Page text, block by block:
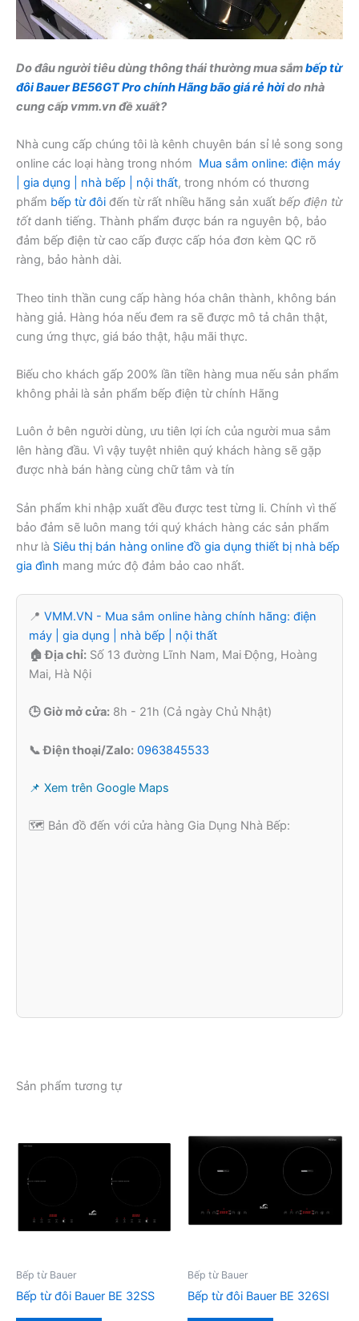
Do đâu người tiêu dùng thông thái thường mua sắmbếp từ
đôi Bauer BE56GT Pro chính Hãng bão giá rẻ hờido nhà
cung cấp vmm.vn đề xuất?
Nhà cung cấp chúng tôi là kênh chuyên bán sỉ lẻ song song
online các loại hàng trong nhóm Mua sắm online: điện máy
| gia dụng | nhà bếp | nội thất, trong nhóm có thương
phẩm bếp từ đôi đến từ rất nhiều hãng sản xuất bếp điện từ
tốt danh tiếng. Thành phẩm được bán ra nguyên bộ, bảo
đảm bếp điện từ cao cấp được cấp hóa đơn kèm QC rõ
ràng, bảo hành dài.
Theo tinh thần cung cấp hàng hóa chân thành, không bán
hàng giả. Hàng hóa nếu đem ra sẽ được mô tả chân thật,
cung ứng thực, giá báo thật, hậu mãi thực.
Biếu cho khách gấp 200% lần tiền hàng mua nếu sản phẩm
không phải là sản phẩm bếp điện từ chính Hãng
Luôn ở bên người dùng, ưu tiên lợi ích của người mua sắm
lên hàng đầu. Vì vậy tuyệt nhiên quý khách hàng sẽ gặp
được nhà bán hàng cùng chữ tâm và tín
Sản phẩm khi nhập xuất đều được test từng li. Chính vì thế
bảo đảm sẽ luôn mang tới quý khách hàng các sản phẩm
như là Siêu thị bán hàng online đồ gia dụng thiết bị nhà bếp
gia đình mang mức độ đảm bảo cao nhất.
📍 VMM.VN - Mua sắm online hàng chính hãng: điện
máy | gia dụng | nhà bếp | nội thất
🏠 Địa chỉ: Số 13 đường Lĩnh Nam, Mai Động, Hoàng
Mai, Hà Nội
🕒 Giờ mở cửa: 8h - 21h (Cả ngày Chủ Nhật)
📞 Điện thoại/Zalo: 0963845533
📌 Xem trên Google Maps
🗺️ Bản đồ đến với cửa hàng Gia Dụng Nhà Bếp:
Sản phẩm tương tự
Bếp từ Bauer
Bếp từ đôi Bauer BE 32SS
Bếp từ Bauer
Bếp từ đôi Bauer BE 326SI